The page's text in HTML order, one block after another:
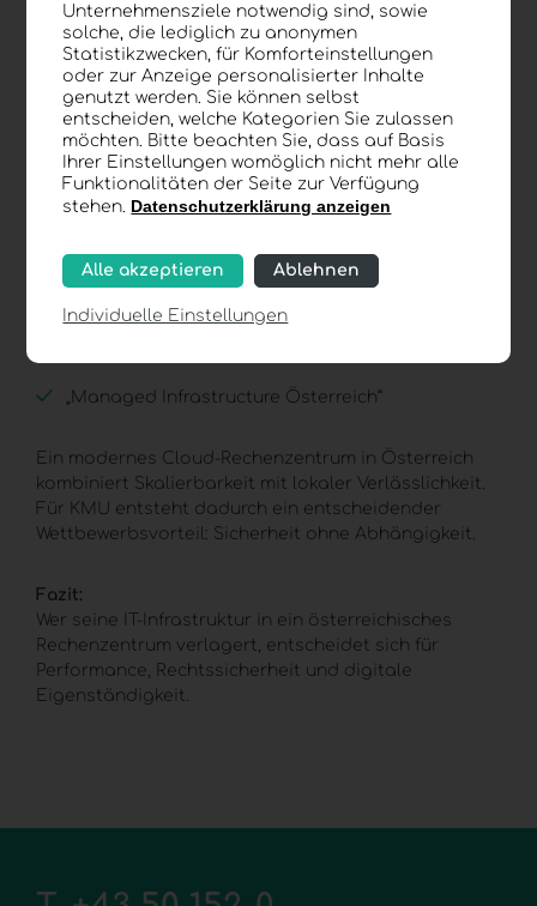
Technische Stabilität:Hochverfügbare
Infrastruktur mit mehrfacher Redundanz schützt vor
Ausfällen.
Typische Suchanfragen, die
Unternehmen stellen:
„Cloud AnbieterÖsterreich“
„Rechenzentrum Österreich DSGVO“
„ Managed Infrastructure Österreich“
Ein modernes Cloud-Rechenzentrum in Österreich
kombiniert Skalierbarkeit mit lokaler Verlässlichkeit.
Für KMU entsteht dadurch ein entscheidender
Wettbewerbsvorteil: Sicherheit ohne Abhängigkeit.
Fazit:
Wer seine
IT-Infrastruktur in ein österreichisches
Rechenzentrum verlagert, entscheidet sich für
Performance, Rechtssicherheit und digitale
Eigenständigkeit.
Unternehmensziele notwendig sind, sowie
solche, die lediglich zu anonymen
Statistikzwecken, für Komforteinstellungen
oder zur Anzeige personalisierter Inhalte
genutzt werden. Sie können selbst
entscheiden, welche Kategorien Sie zulassen
möchten. Bitte beachten Sie, dass auf Basis
Ihrer Einstellungen womöglich nicht mehr alle
Funktionalitäten der Seite zur Verfügung
stehen. Datenschutzerklärung anzeigen
Alle akzeptieren Ablehnen
Individuelle Einstellungen